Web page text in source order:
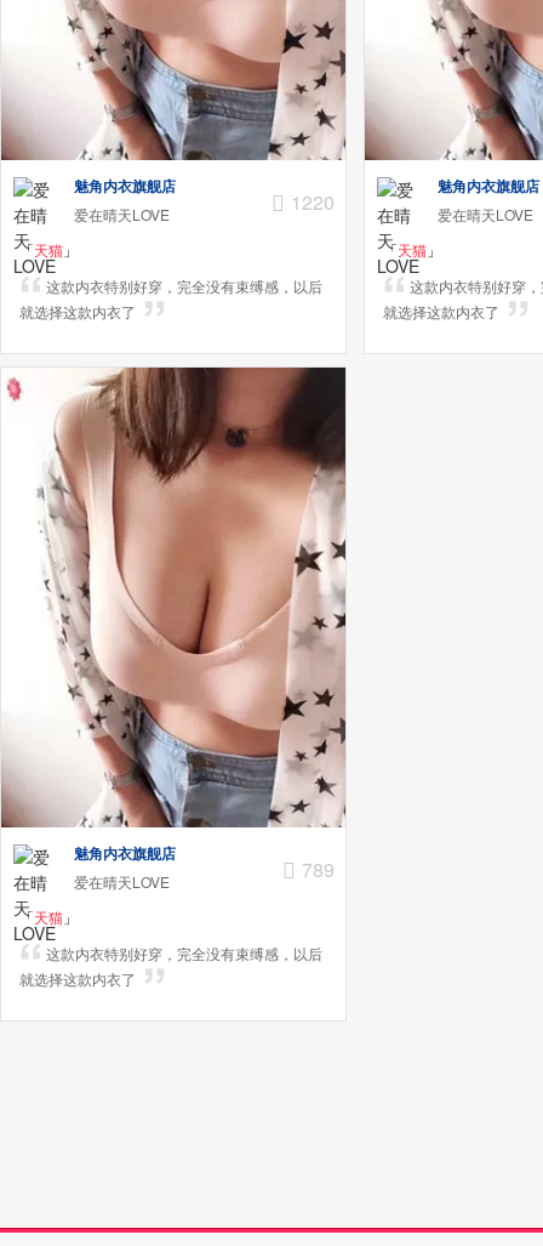
魅角内衣旗舰店
爱在晴天LOVE 1220
「天猫 」
这款内衣特别好穿，完全没有束缚感，以后
就选择这款内衣了
魅角内衣旗舰店
爱在晴天LOVE
「天猫 」
这款内衣特别好穿
就选择这款内衣了
魅角内衣旗舰店
爱在晴天LOVE 789
「天猫 」
这款内衣特别好穿，完全没有束缚感，以后
就选择这款内衣了